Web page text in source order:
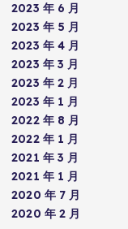
2023 年 6 月
2023 年 5 月
2023 年 4 月
2023 年 3 月
2023 年 2 月
2023 年 1 月
2022 年 8 月
2022 年 1 月
2021 年 3 月
2021 年 1 月
2020 年 7 月
2020 年 2 月